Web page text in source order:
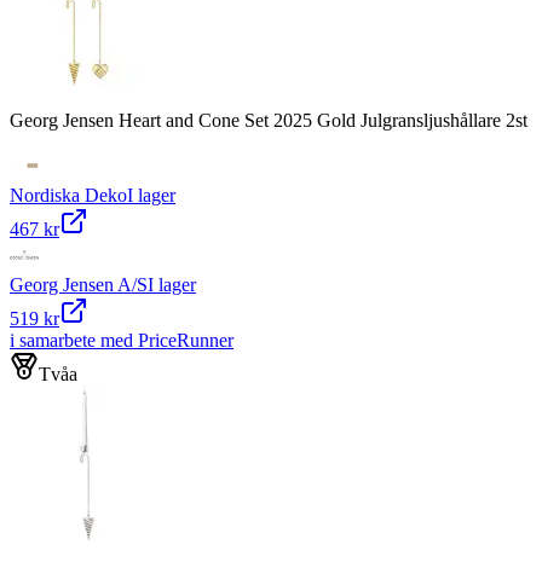
Georg Jensen Heart and Cone Set 2025 Gold Julgransljushållare 2st
Nordiska DekoI lager
467 kr
Georg Jensen A/SI lager
519 kr
i samarbete med PriceRunner
Tvåa